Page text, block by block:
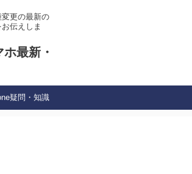
更の最新の
伝えしま
最新・
疑問・知識